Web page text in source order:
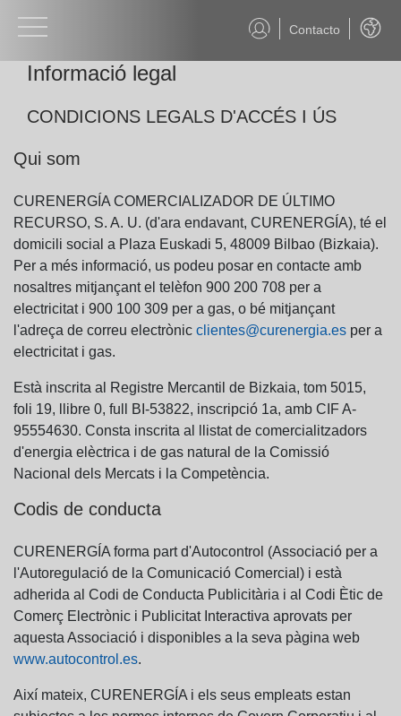
Contacto
Informació legal
CONDICIONS LEGALS D'ACCÉS I ÚS
Qui som
CURENERGÍA COMERCIALIZADOR DE ÚLTIMO
RECURSO, S. A. U. (d'ara endavant, CURENERGÍA), té el
domicili social a Plaza Euskadi 5, 48009 Bilbao (Bizkaia).
Per a més informació, us podeu posar en contacte amb
nosaltres mitjançant el telèfon 900 200 708 per a
electricitat i 900 100 309 per a gas, o bé mitjançant
l'adreça de correu electrònic clientes@curenergia.es per a
electricitat i gas.
Està inscrita al Registre Mercantil de Bizkaia, tom 5015,
foli 19, llibre 0, full BI-53822, inscripció 1a, amb CIF A-
95554630. Consta inscrita al llistat de comercialitzadors
d'energia elèctrica i de gas natural de la Comissió
Nacional dels Mercats i la Competència.
Codis de conducta
CURENERGÍA forma part d'Autocontrol (Associació per a
l'Autoregulació de la Comunicació Comercial) i està
adherida al Codi de Conducta Publicitària i al Codi Ètic de
Comerç Electrònic i Publicitat Interactiva aprovats per
aquesta Associació i disponibles a la seva pàgina web
www.autocontrol.es.
Així mateix, CURENERGÍA i els seus empleats estan